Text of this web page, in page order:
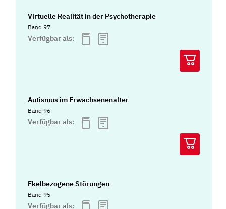
Virtuelle Realität in der Psychotherapie
Band 97
Verfügbar als:
Autismus im Erwachsenenalter
Band 96
Verfügbar als:
Ekelbezogene Störungen
Band 95
Verfügbar als: